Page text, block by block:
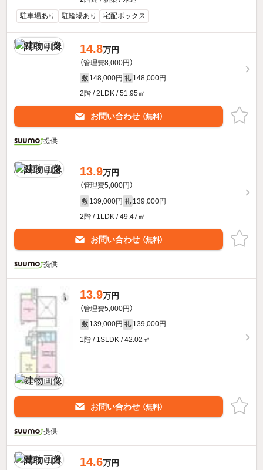
駐車場あり
駐輪場あり 宅配ボックス
14.8万円
（管理費8,000円）
敷 148,000円 礼 148,000円
2階 / 2LDK / 51.95㎡
お問い合わせ （無料）
提供
13.9万円
（管理費5,000円）
敷 139,000円 礼 139,000円
2階 / 1LDK / 49.47㎡
お問い合わせ （無料）
提供
13.9万円
（管理費5,000円）
敷 139,000円 礼 139,000円
1階 / 1SLDK / 42.02㎡
お問い合わせ （無料）
提供
14.6万円